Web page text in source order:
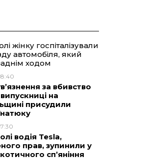
жінку госпіталізували
автомобіля, який
ходом
за вбивство
випускниці на
присудили
водія Tesla,
прав, зупинили у
сп’яніння